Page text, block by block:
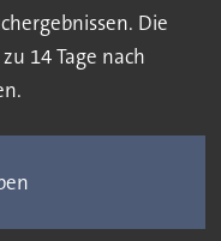
Die
14 Tage nach